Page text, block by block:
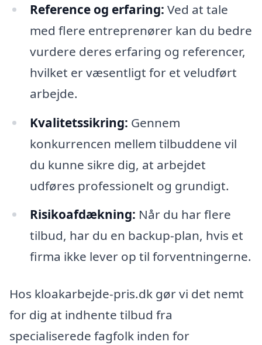
Reference og erfaring: Ved at tale
med flere entreprenører kan du bedre
vurdere deres erfaring og referencer,
hvilket er væsentligt for et veludført
arbejde.
Kvalitetssikring: Gennem
konkurrencen mellem tilbuddene vil
du kunne sikre dig, at arbejdet
udføres professionelt og grundigt.
Risikoafdækning: Når du har flere
tilbud, har du en backup-plan, hvis et
firma ikke lever op til forventningerne.
Hos kloakarbejde-pris.dk gør vi det nemt
for dig at indhente tilbud fra
specialiserede fagfolk inden for